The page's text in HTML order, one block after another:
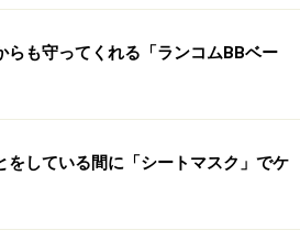
らも守ってくれる「ランコムBBベー
をしている間に「シートマスク」でケ